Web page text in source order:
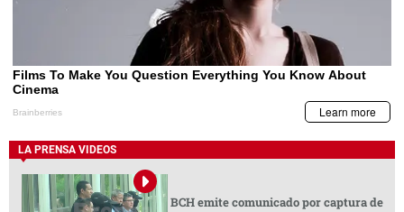
LA PRENSA VIDEOS
BCH emite comunicado por captura de